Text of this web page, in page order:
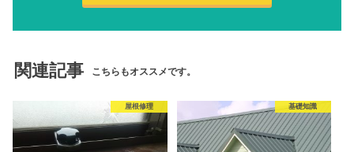
関連記事 こちらもオススメです。
屋根修理 基礎知識